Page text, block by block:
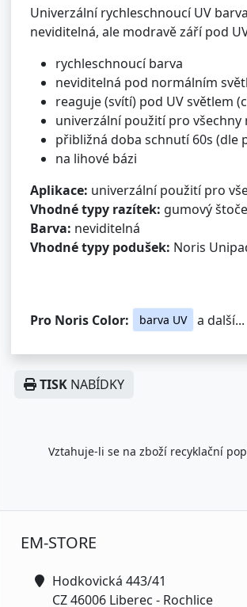
Univerzální rychleschnoucí UV
neviditelná, ale modravě září pod
rychleschnoucí barva
neviditelná pod normálním
reaguje (svítí) pod UV světlem
univerzální použití pro
přibližná doba schnutí 60s (dle
na lihové bázi
Aplikace: univerzální použití pro
Vhodné typy razítek: gumový
Barva: neviditelná
Vhodné typy podušek: Noris
Pro Noris Color: barva UV a další...
TISK NABÍDKY
Vztahuje-li se na zboží recyklační
EM-STORE
Hodkovická 443/41
CZ 46006 Liberec - Rochlice